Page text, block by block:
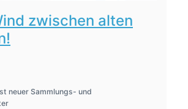
zwischen alten
neuer Sammlungs- und